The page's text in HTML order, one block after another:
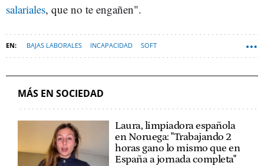
salariales, que no te engañen".
BAJAS LABORALES INCAPACIDAD SOFT
MÁS EN SOCIEDAD
Laura, limpiadora española
en Noruega: "Trabajando 2
horas gano lo mismo que en
España a jornada completa"